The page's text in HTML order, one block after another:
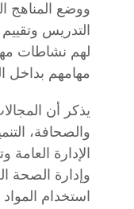
ووضع المناهج
التدريس
لهم نشاطات
مهامهم بداخل
يذكر أن
والصحافة،
الإدارة
وإدارة الصحة
استخدام المواد